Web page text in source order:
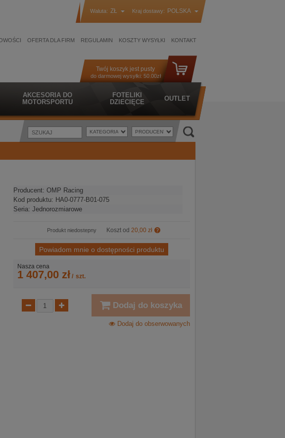
Waluta: ZŁ Kraj dostawy: POLSKA
OFERTA DLA FIRM REGULAMIN KOSZTY WYSYŁKI KONTAKT
Twój koszyk jest pusty
do darmowej wysyłki: 50.00zł
AKCESORIA DO
MOTORSPORTU
FOTELIKI
DZIECIĘCE
OUTLET
Producent: OMP Racing
Kod produktu: HA0-0777-B01-075
Seria: Jednorozmiarowe
Produkt niedostepny Koszt od 20,00 zł
Powiadom mnie o dostępności produktu
Nasza cena
1 407,00 zł/ szt.
Dodaj do koszyka
Dodaj do obserwowanych